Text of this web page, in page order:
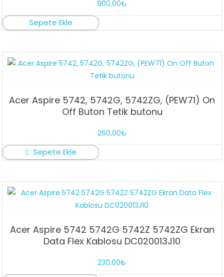
900,00₺
Sepete Ekle
Acer Aspire 5742, 5742G, 5742ZG, (PEW71) On
Off Buton Tetik butonu
260,00₺
Sepete Ekle
Acer Aspire 5742 5742G 5742Z 5742ZG Ekran
Data Flex Kablosu DC020013J10
230,00₺